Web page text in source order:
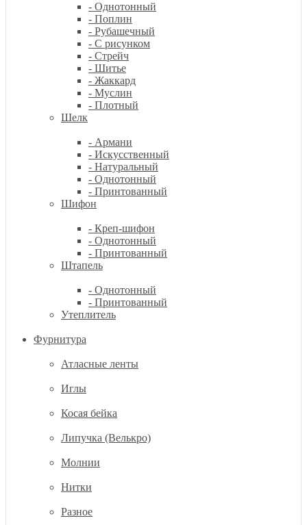
- Однотонный
- Поплин
- Рубашечный
- С рисунком
- Стрейч
- Шитье
- Жаккард
- Муслин
- Плотный
Шелк
- Армани
- Искусственный
- Натуральный
- Однотонный
- Принтованный
Шифон
- Креп-шифон
- Однотонный
- Принтованный
Штапель
- Однотонный
- Принтованный
Утеплитель
Фурнитура
Атласные ленты
Иглы
Косая бейка
Липучка (Велькро)
Молнии
Нитки
Разное